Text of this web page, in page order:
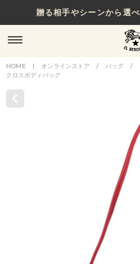
贈る相手やシーンから選
HOME | オンラインストア / バッグ /
クロスボディバッグ